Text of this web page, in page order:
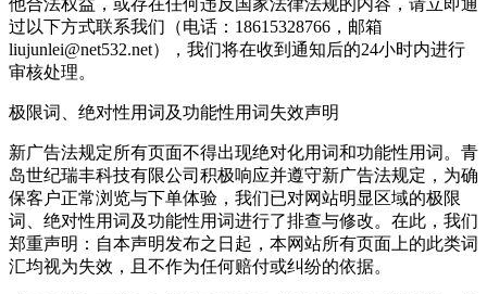
他合法权益，或存在任何违反国家法律法规的内容，请立即通
过以下方式联系我们（电话：18615328766，邮箱
liujunlei@net532.net），我们将在收到通知后的24小时内进行
审核处理。
极限词、绝对性用词及功能性用词失效声明
新广告法规定所有页面不得出现绝对化用词和功能性用词。青
岛世纪瑞丰科技有限公司积极响应并遵守新广告法规定，为确
保客户正常浏览与下单体验，我们已对网站明显区域的极限
词、绝对性用词及功能性用词进行了排查与修改。在此，我们
郑重声明：自本声明发布之日起，本网站所有页面上的此类词
汇均视为失效，且不作为任何赔付或纠纷的依据。